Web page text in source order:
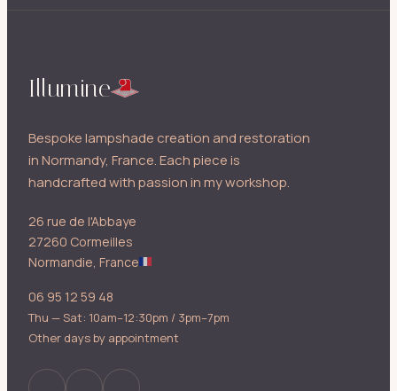
Illumine
Bespoke lampshade creation and restoration
in Normandy, France. Each piece is
handcrafted with passion in my workshop.
26 rue de l'Abbaye
27260 Cormeilles
Normandie, France
06 95 12 59 48
Thu — Sat: 10am–12:30pm / 3pm–7pm
Other days by appointment